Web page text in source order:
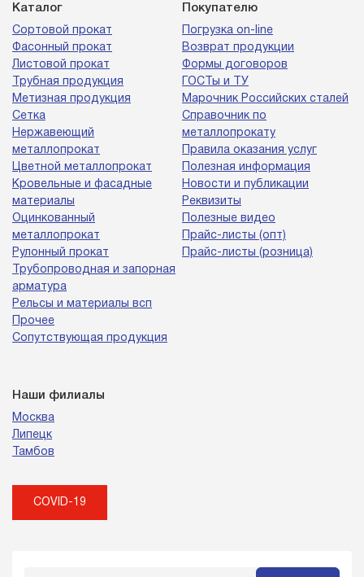
Каталог
Сортовой прокат
Фасонный прокат
Листовой прокат
Трубная продукция
Метизная продукция
Сетка
Нержавеющий
металлопрокат
Цветной металлопрокат
Кровельные и фасадные
материалы
Оцинкованный
металлопрокат
Рулонный прокат
Трубопроводная и запорная
арматура
Рельсы и материалы всп
Прочее
Сопутствующая продукция
Покупателю
Погрузка on-line
Возврат продукции
Формы договоров
ГОСТы и ТУ
Марочник Российских сталей
Справочник по
металлопрокату
Правила оказания услуг
Полезная информация
Новости и публикации
Реквизиты
Полезные видео
Прайс-листы (опт)
Прайс-листы (розница)
Наши филиалы
Москва
Липецк
Тамбов
COVID-19